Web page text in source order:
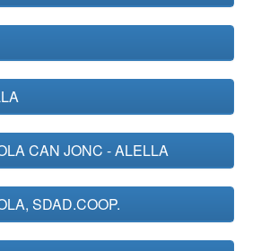
CAN JONC - ALELLA
SDAD.COOP.